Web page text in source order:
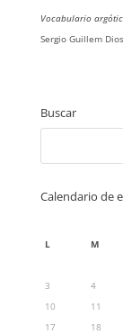
Vocabulario
Sergio Guillem
Buscar
Calendario de
L M
3
4
10
11
17
18